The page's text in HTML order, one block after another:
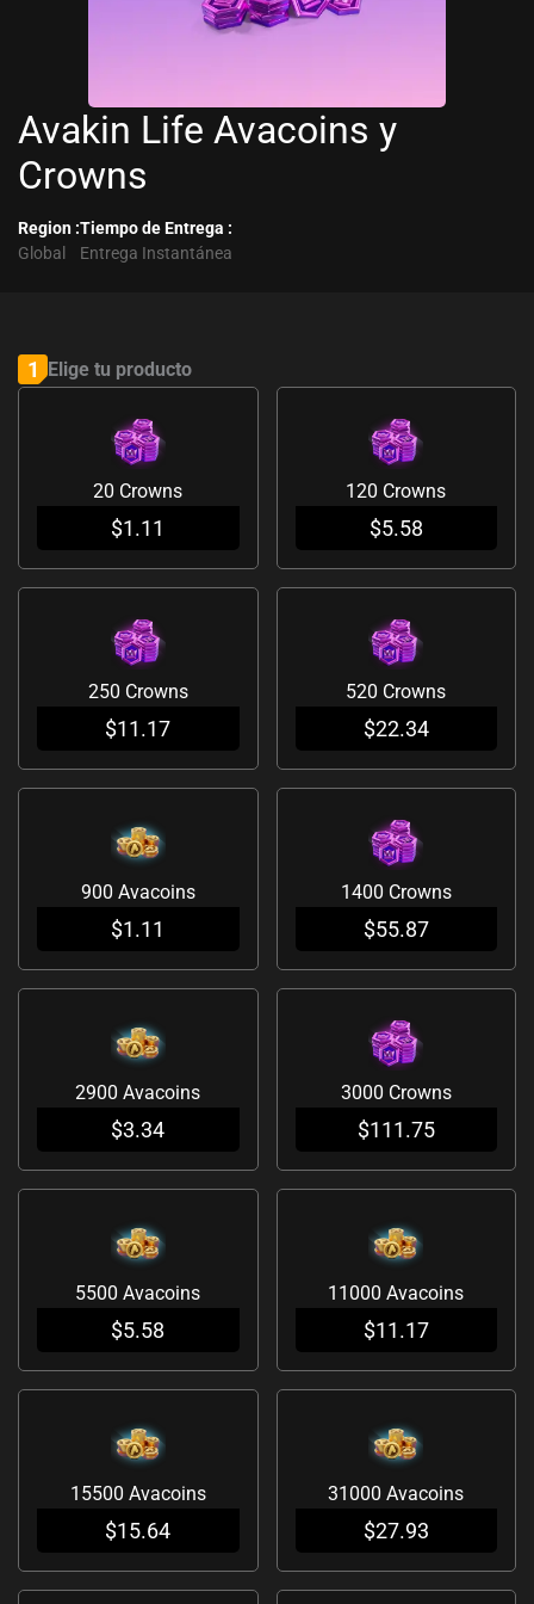
Avakin Life Avacoins y
Crowns
Region :
Global
Tiempo de Entrega :
Entrega Instantánea
1 Elige tu producto
20 Crowns
$1.11
120 Crowns
$5.58
250 Crowns
$11.17
520 Crowns
$22.34
900 Avacoins
$1.11
1400 Crowns
$55.87
2900 Avacoins
$3.34
3000 Crowns
$111.75
5500 Avacoins
$5.58
11000 Avacoins
$11.17
15500 Avacoins
$15.64
31000 Avacoins
$27.93
Life
Avacoins
cantidad